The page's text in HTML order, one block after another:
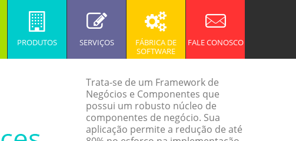
PRODUTOS SERVIÇOS
FÁBRICA DE
SOFTWARE
FALE CONOSCO
Trata-se de um Framework de
Negócios e Componentes que
possui um robusto núcleo de
componentes de negócio. Sua
aplicação permite a redução de até